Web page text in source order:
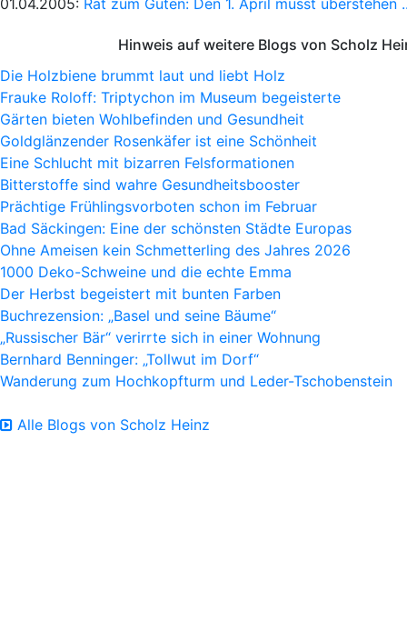
Hinweis auf weitere Blogs von Scholz
Die Holzbiene brummt laut und liebt Holz
Frauke Roloff: Triptychon im Museum begeisterte
Gärten bieten Wohlbefinden und Gesundheit
Goldglänzender Rosenkäfer ist eine Schönheit
Eine Schlucht mit bizarren Felsformationen
Bitterstoffe sind wahre Gesundheitsbooster
Prächtige Frühlingsvorboten schon im Februar
Bad Säckingen: Eine der schönsten Städte Europas
Ohne Ameisen kein Schmetterling des Jahres 2026
1000 Deko-Schweine und die echte Emma
Der Herbst begeistert mit bunten Farben
Buchrezension: „Basel und seine Bäume“
„Russischer Bär“ verirrte sich in einer Wohnung
Bernhard Benninger: „Tollwut im Dorf“
Wanderung zum Hochkopfturm und Leder-Tschobenstein
Alle Blogs von Scholz Heinz